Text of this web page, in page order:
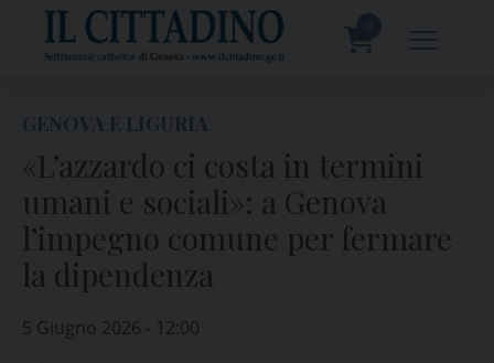
content
«L’azzardo ci costa in termini
umani e sociali»: a Genova
l’impegno comune per fermare
la dipendenza
5 Giugno 2026 - 12:00